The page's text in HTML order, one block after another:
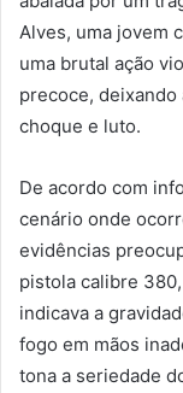
Alves, uma jovem
uma brutal ação
precoce, deixando
choque e luto.
De acordo com
cenário onde
evidências
pistola calibre
indicava a
fogo em mãos
tona a seriedade